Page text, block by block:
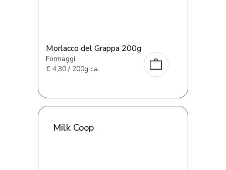
Morlacco del Grappa 200g
Formaggi
€ 4,30 / 200g ca.
Milk Coop